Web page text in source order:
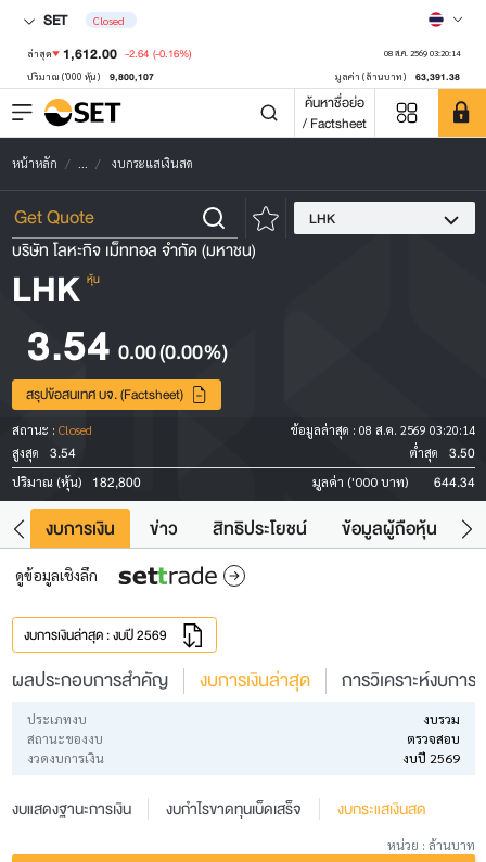
SET Closed
ล่าสุด 1,612.00 -2.64 (-0.16%) 08 ส.ค. 2569 03:20:14
ปริมาณ ('000 หุ้น) 9,800,107 มูลค่า (ล้านบาท) 63,391.38
ค้นหาชื่อย่อ
/ Factsheet
หน้าหลัก ... งบกระแสเงินสด
LHK
บริษัท โลหะกิจ เม็ททอล จำกัด (มหาชน)
LHK หุ้น
3.54 0.00(0.00%)
สรุปข้อสนเทศ บจ. (Factsheet)
สถานะ : Closed ข้อมูลล่าสุด : 08 ส.ค. 2569 03:20:14
สูงสุด
3.54 ต่ำสุด 3.50
ปริมาณ (หุ้น) 182,800 มูลค่า ('000 บาท) 644.34
งบการเงิน ข่าว สิทธิประโยชน์ ข้อมูลผู้ถือหุ้น
ดูข้อมูลเชิงลึก
งบการเงินล่าสุด : งบปี 2569
ผลประกอบการสำคัญ งบการเงินล่าสุด การวิเคราะห์งบการ
ประเภทงบ
งบรวม
สถานะของงบ
ตรวจสอบ
งวดงบการเงิน
งบปี 2569
งบแสดงฐานะการเงิน งบกำไรขาดทุนเบ็ดเสร็จ งบกระแสเงินสด
หน่วย : ล้านบาท